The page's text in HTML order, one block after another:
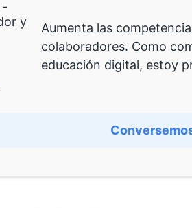
Aumenta las
colaboradores. Como
educación digital, estoy